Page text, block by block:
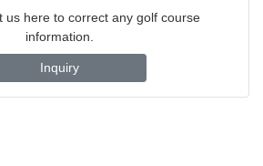
us here to correct any golf course
information.
Inquiry